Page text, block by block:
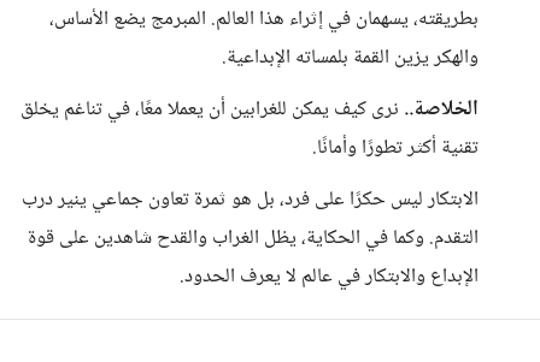
بطريقته، يسهمان في إثراء هذا العالم. المبرمج يضع الأساس،
والهكر يزين القمة بلمساته الإبداعية.
الخلاصة.. نرى كيف يمكن للغرابين أن يعملا معًا، في تناغم يخلق
تقنية أكثر تطورًا وأمانًا.
الابتكار ليس حكرًا على فرد، بل هو ثمرة تعاون جماعي ينير درب
التقدم. وكما في الحكاية، يظل الغراب والقدح شاهدين على قوة
الإبداع والابتكار في عالم لا يعرف الحدود.